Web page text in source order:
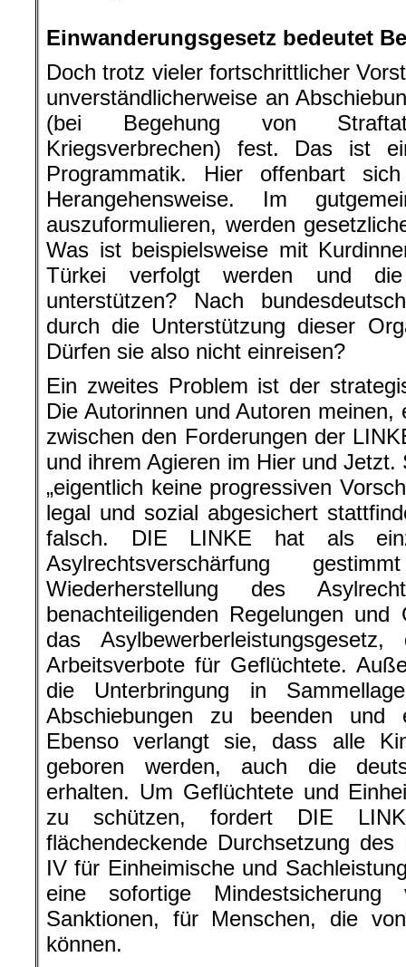
Einwanderungsgesetz bedeutet
Doch trotz vieler fortschrittlicher
unverständlicherweise an
(bei Begehung von
Kriegsverbrechen) fest. Das ist
Programmatik. Hier offenbart
Herangehensweise. Im
auszuformulieren, werden
Was ist beispielsweise mit
Türkei verfolgt werden und
unterstützen? Nach
durch die Unterstützung dieser
Dürfen sie also nicht einreisen?
Ein zweites Problem ist der
Die Autorinnen und Autoren
zwischen den Forderungen der
und ihrem Agieren im Hier und
„eigentlich keine progressiven
legal und sozial abgesichert
falsch. DIE LINKE hat als
Asylrechtsverschärfung
Wiederherstellung des
benachteiligenden Regelungen
das
Arbeitsverbote für Geflüchtete.
die Unterbringung in
Abschiebungen zu beenden
Ebenso verlangt sie, dass alle
geboren werden, auch die
erhalten. Um Geflüchtete und
zu schützen, fordert DIE
flächendeckende Durchsetzung
IV für Einheimische und
eine sofortige
Sanktionen, für Menschen, die
können.